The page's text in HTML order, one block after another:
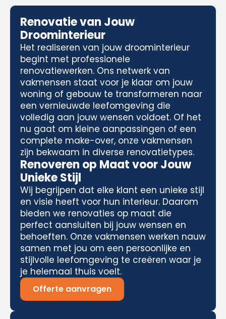
Renovatie van Jouw
Droominterieur
Het realiseren van jouw droominterieur
begint met professionele
renovatiewerken. Ons netwerk van
vakmensen staat voor je klaar om jouw
woning of gebouw te transformeren naar
een vernieuwde leefomgeving die
volledig aan jouw wensen voldoet. Of het
nu gaat om kleine aanpassingen of een
complete make-over, onze vakmensen
zijn bekwaam in diverse renovatietypes.
Renoveren op Maat voor Jouw
Unieke Stijl
Wij begrijpen dat elke klant een unieke stijl
en visie heeft voor hun interieur. Daarom
bieden we renovaties op maat die
perfect aansluiten bij jouw wensen en
behoeften. Onze vakmensen werken nauw
samen met jou om een persoonlijke en
stijlvolle leefomgeving te creëren waar je
je helemaal thuis voelt.
Offerte aanvragen